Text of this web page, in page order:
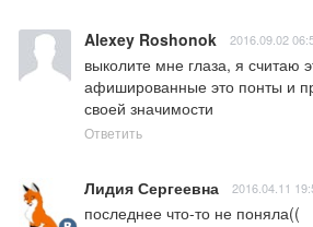
Alexey Roshonok 2016.09.02
выколите мне глаза, я считаю
афишированные это понты и
своей значимости
Ответить
Лидия Сергеевна 2016.04.11
последнее что-то не поняла((